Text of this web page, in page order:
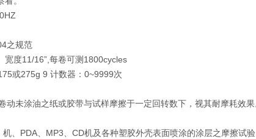
之规范
宽度11/16”,每卷可测1800cycles
或275g 9 计数器：0~9999次
动未涂油之纸或胶带与试样摩擦于一定回转数下，视其耐摩耗效果
机、PDA、MP3、CD机及各种塑胶外壳表面喷涂的涂层之摩擦试验